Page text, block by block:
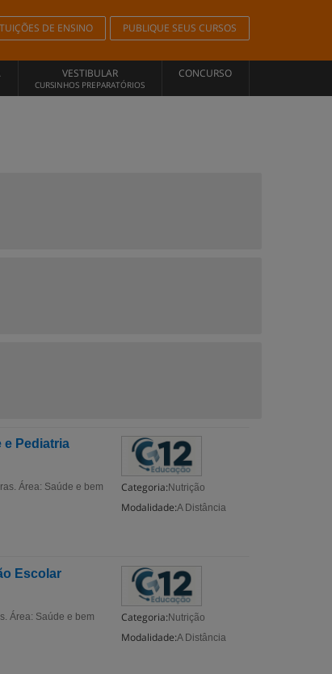
DE ENSINO PUBLIQUE SEUS CURSOS
VESTIBULAR
CURSINHOS PREPARATÓRIOS
CONCURSO
e Pediatria
Categoria: Nutrição
Modalidade:A Distância
Área: Saúde e bem
Escolar
Categoria: Nutrição
Modalidade:A Distância
Área: Saúde e bem